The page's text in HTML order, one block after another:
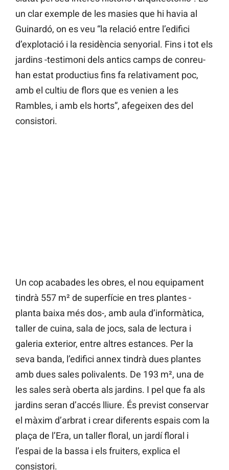
un clar exemple de les masies que hi havia al
Guinardó, on es veu “la relació entre l’edifici
d’explotació i la residència senyorial. Fins i tot els
jardins -testimoni dels antics camps de conreu-
han estat productius fins fa relativament poc,
amb el cultiu de flors que es venien a les
Rambles, i amb els horts”, afegeixen des del
consistori.
Un cop acabades les obres, el nou equipament
tindrà 557 m² de superfície en tres plantes -
planta baixa més dos-, amb aula d’informàtica,
taller de cuina, sala de jocs, sala de lectura i
galeria exterior, entre altres estances. Per la
seva banda, l’edifici annex tindrà dues plantes
amb dues sales polivalents. De 193 m², una de
les sales serà oberta als jardins. I pel que fa als
jardins seran d’accés lliure. És previst conservar
el màxim d’arbrat i crear diferents espais com la
plaça de l’Era, un taller floral, un jardí floral i
l’espai de la bassa i els fruiters, explica el
consistori.